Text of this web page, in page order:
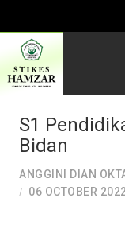
S1
Bidan
ANGGINI DIAN
06 OCTOBER